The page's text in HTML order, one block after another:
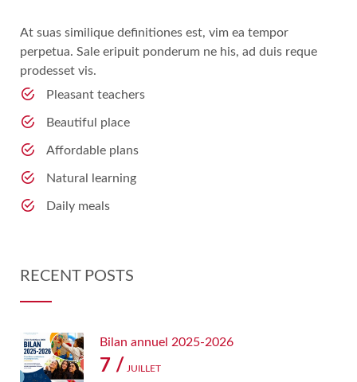
At suas similique definitiones est, vim ea tempor
perpetua. Sale eripuit ponderum ne his, ad duis reque
prodesset vis.
Pleasant teachers
Beautiful place
Affordable plans
Natural learning
Daily meals
RECENT POSTS
Bilan annuel 2025-2026
7 / JUILLET